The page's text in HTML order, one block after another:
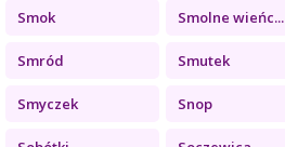
Smok Smolne wieńc...
Smród Smutek
Smyczek Snop